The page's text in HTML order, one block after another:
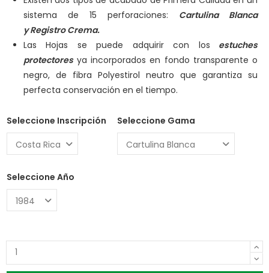
sistema de 15 perforaciones: Cartulina Blanca
yRegistro Crema.
Las Hojas se puede adquirir con los estuches
protectoresya incorporados en fondo transparente o
negro, de fibra Polyestirol neutro que garantiza su
perfecta conservación en el tiempo.
Seleccione Inscripción Seleccione Gama
Seleccione Año